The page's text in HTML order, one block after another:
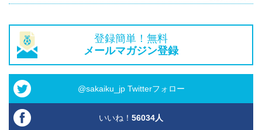
登録簡単！無料
メールマガジン登録
@sakaiku_jp Twitterフォロー
いいね！ 56034人